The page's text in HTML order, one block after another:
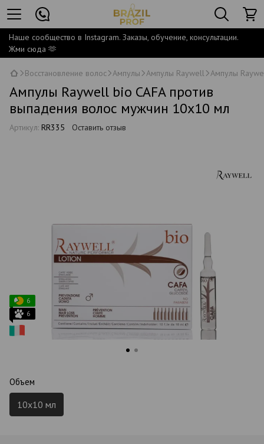
Наше сообщество в Instagram. Заказы, обучение, консультации.
Жми сюда 🫶
Восстановление волос Ампулы Ампулы Raywell Ампулы
Ампулы Raywell bio CAFA против
выпадения волос мужчин 10х10 мл
Артикул: RR335 Оставить отзыв
6
6
Объем
10х10 мл